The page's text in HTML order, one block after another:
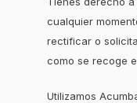
cualquier
rectificar o
como se recoge
Utilizamos